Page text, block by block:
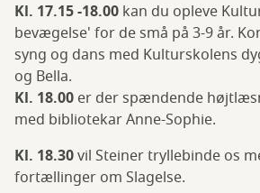
Kl. 17.15 -18.00 kan du opleve
bevægelse' for de små på 3-9 år.
syng og dans med Kulturskolens
og Bella.
Kl. 18.00 er der spændende
med bibliotekar Anne-Sophie.
Kl. 18.30vil Steiner tryllebinde os
fortællinger om Slagelse.